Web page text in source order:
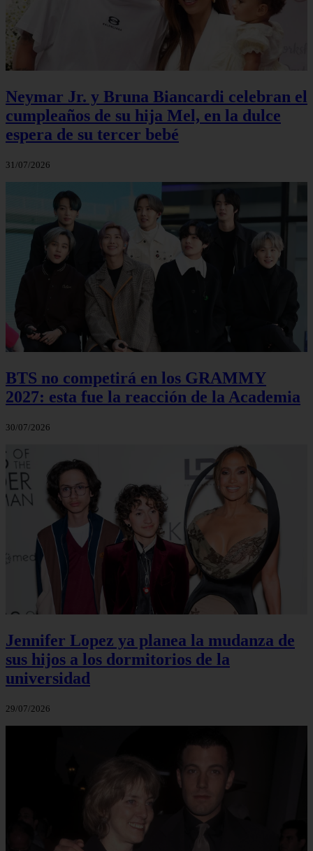
Neymar Jr. y Bruna Biancardi celebran el
cumpleaños de su hija Mel, en la dulce
espera de su tercer bebé
31/07/2026
BTS no competirá en los GRAMMY
2027: esta fue la reacción de la Academia
30/07/2026
Jennifer Lopez ya planea la mudanza de
sus hijos a los dormitorios de la
universidad
29/07/2026